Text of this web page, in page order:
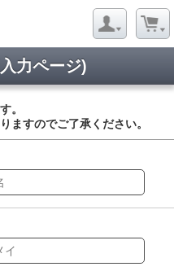
力ページ)
。
ますのでご了承ください。